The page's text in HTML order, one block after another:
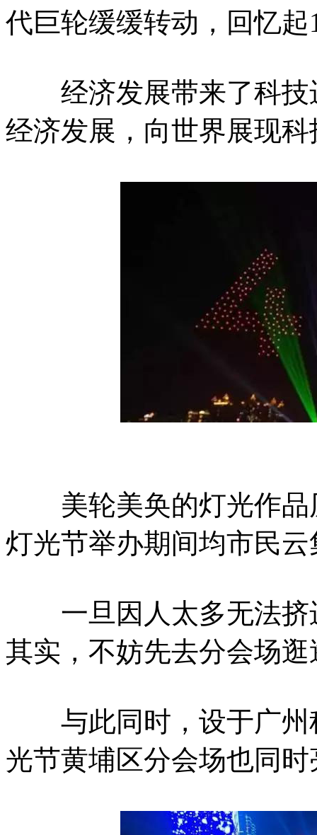
代巨轮缓缓转动，回忆
经济发展带来了科技
经济发展，向世界展现
美轮美奂的灯光作品
灯光节举办期间均市民云
一旦因人太多无法挤
其实，不妨先去分会场逛
与此同时，设于广州
光节黄埔区分会场也同时